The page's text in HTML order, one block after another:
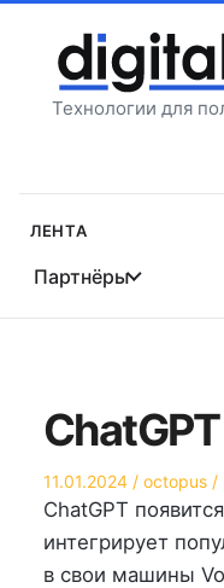
содержимому
Технологии для
Лента
Партнёры
Опубликовано
на
11.01.2024 Автор
octopus
в
ChatGPT
интегрирует
в свои машины